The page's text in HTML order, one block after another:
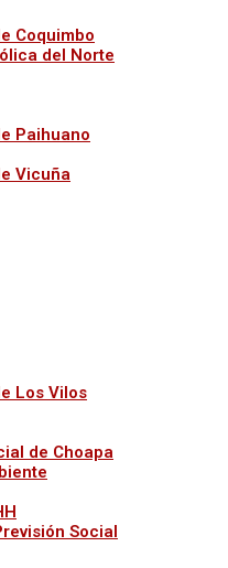
Coquimbo
del Norte
Paihuano
Vicuña
Los Vilos
de Choapa
Social